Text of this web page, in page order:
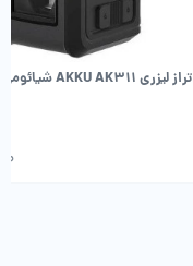
تراز لیزری AKKU AK311 شیائومی